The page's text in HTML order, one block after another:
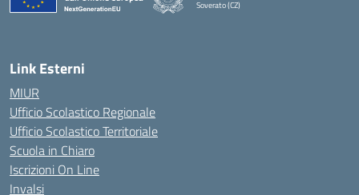
Soverato (CZ)
Link Esterni
MIUR
Ufficio Scolastico Regionale
Ufficio Scolastico Territoriale
Scuola in Chiaro
Iscrizioni On Line
Invalsi